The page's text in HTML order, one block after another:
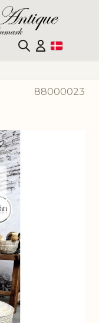
88000023